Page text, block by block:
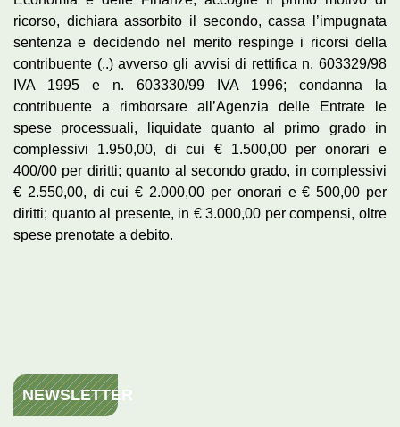
ricorso, dichiara assorbito il secondo, cassa l’impugnata
sentenza e decidendo nel merito respinge i ricorsi della
contribuente (..) avverso gli avvisi di rettifica n. 603329/98
IVA 1995 e n. 603330/99 IVA 1996; condanna la
contribuente a rimborsare all’Agenzia delle Entrate le
spese processuali, liquidate quanto al primo grado in
complessivi 1.950,00, di cui € 1.500,00 per onorari e
400/00 per diritti; quanto al secondo grado, in complessivi
€ 2.550,00, di cui € 2.000,00 per onorari e € 500,00 per
diritti; quanto al presente, in € 3.000,00 per compensi, oltre
spese prenotate a debito.
NEWSLETTER